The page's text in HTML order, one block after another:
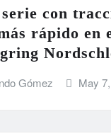
con
rápido en
Gómez May